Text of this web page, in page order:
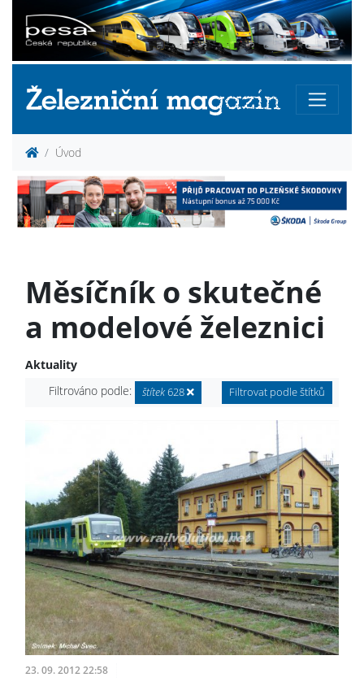
Úvod
Měsíčník o skutečné
a modelové železnici
Aktuality
Filtrováno podle:
štítek628 Filtrovat podle štítků
23. 09. 2012 22:58